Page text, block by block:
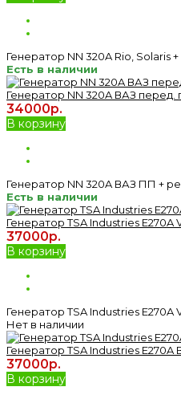
Генератор NN 320A Rio, Solaris +
Есть в наличии
Генератор NN 320A ВАЗ перед.
34000р.
В корзину
Генератор NN 320A ВАЗ ПП +
Есть в наличии
Генератор TSA Industries
37000р.
В корзину
Генератор TSA Industries E270A
Нет в наличии
Генератор TSA Industries
37000р.
В корзину